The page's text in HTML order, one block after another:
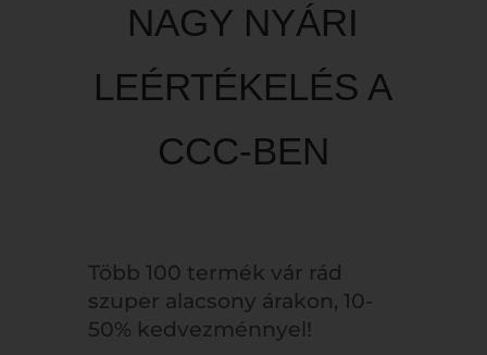
NAGY NYÁRI
LEÉRTÉKELÉS A
CCC-BEN
Több 100 termék vár rád
szuper alacsony árakon, 10-
50% kedvezménnyel!